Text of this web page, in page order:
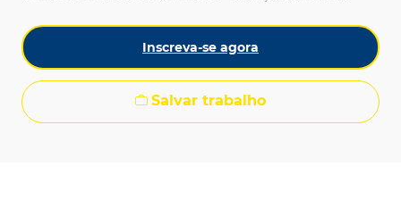
Inscreva-se agora
Salvar trabalho